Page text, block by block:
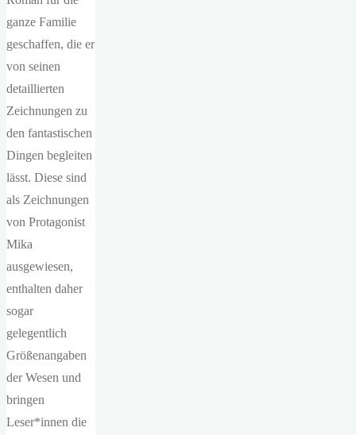
ganze Familie
geschaffen, die er
von seinen
detaillierten
Zeichnungen zu
den fantastischen
Dingen begleiten
lässt. Diese sind
als Zeichnungen
von Protagonist
Mika
ausgewiesen,
enthalten daher
sogar
gelegentlich
Größenangaben
der Wesen und
bringen
Leser*innen die